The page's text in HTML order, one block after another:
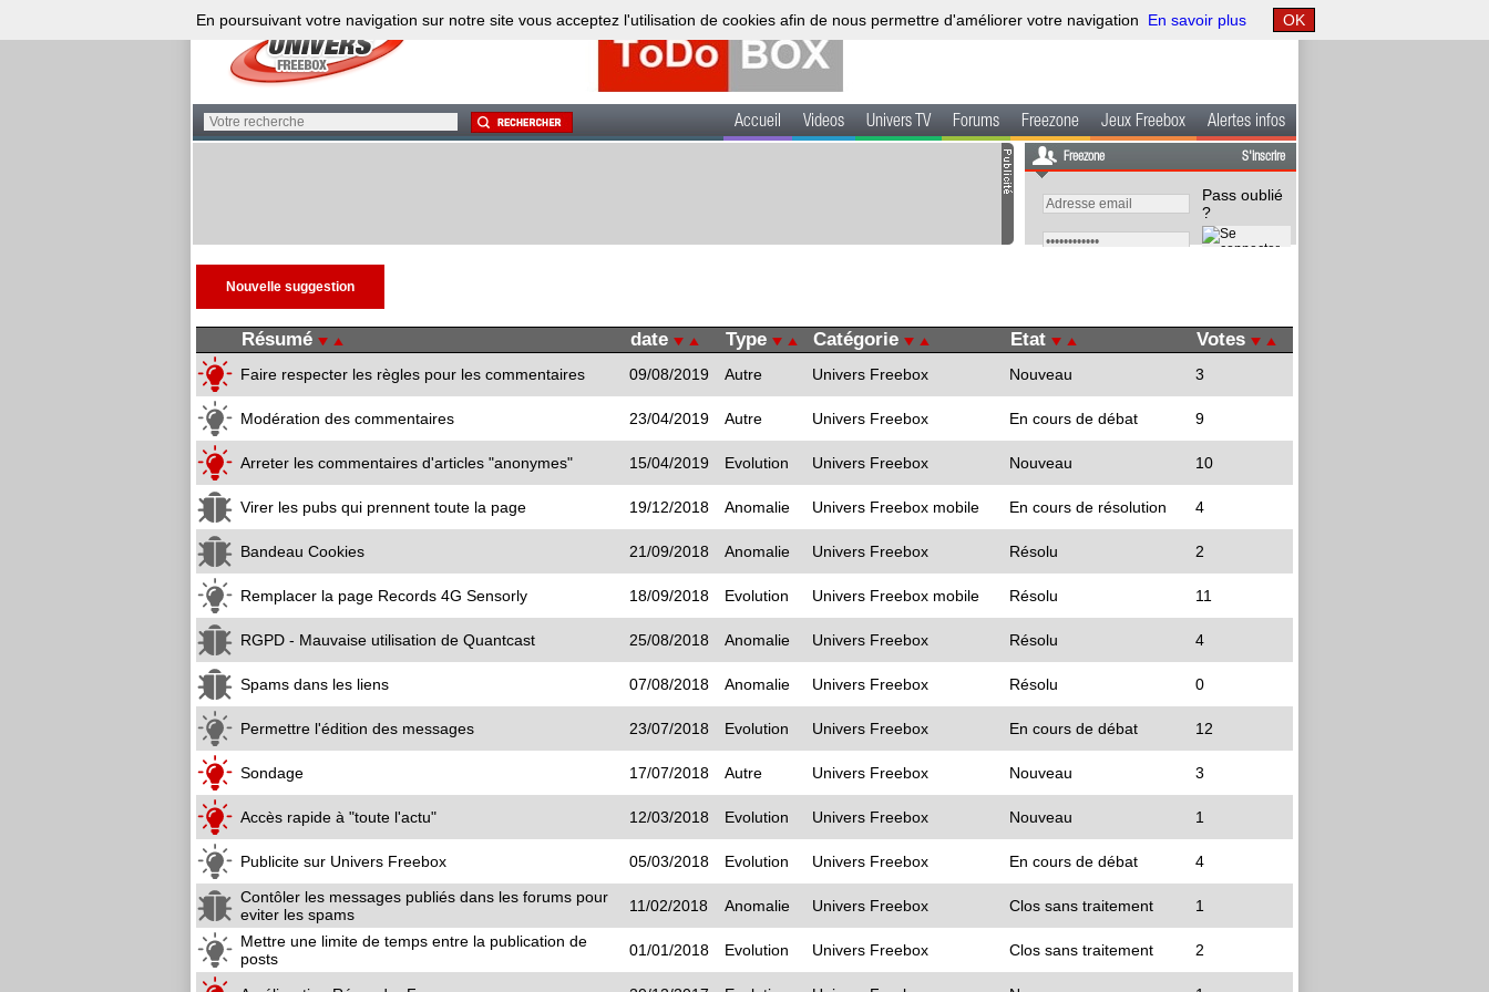
Accueil Videos Univers TV Forums Freezone Jeux Freebox Alertes infos
Freezone S'inscrire
Pass oublié
?
Résumé date Type Catégorie Etat Votes
Faire respecter les règles pour les commentaires 09/08/2019 Autre Univers Freebox Nouveau 3
Modération des commentaires 23/04/2019 Autre Univers Freebox En cours de débat 9
Arreter les commentaires d'articles "anonymes" 15/04/2019 Evolution Univers Freebox Nouveau 10
Virer les pubs qui prennent toute la page 19/12/2018 Anomalie Univers Freebox mobile En cours de résolution 4
Bandeau Cookies 21/09/2018 Anomalie Univers Freebox Résolu 2
Remplacer la page Records 4G Sensorly 18/09/2018 Evolution Univers Freebox mobile Résolu 11
RGPD - Mauvaise utilisation de Quantcast 25/08/2018 Anomalie Univers Freebox Résolu 4
Spams dans les liens 07/08/2018 Anomalie Univers Freebox Résolu 0
Permettre l'édition des messages 23/07/2018 Evolution Univers Freebox En cours de débat 12
Sondage 17/07/2018 Autre Univers Freebox Nouveau 3
Accès rapide à "toute l'actu" 12/03/2018 Evolution Univers Freebox Nouveau 1
Publicite sur Univers Freebox 05/03/2018 Evolution Univers Freebox En cours de débat
4
Contôler les messages publiés dans les forums pour
eviter les spams
11/02/2018 Anomalie Univers Freebox Clos sans traitement
1
Mettre une limite de temps entre la publication de
posts
01/01/2018 Evolution Univers Freebox Clos sans traitement 2
En poursuivant votre navigation sur notre site vous acceptez l'utilisation de cookies afin de nous permettre d'améliorer votre navigation En savoir plus OK